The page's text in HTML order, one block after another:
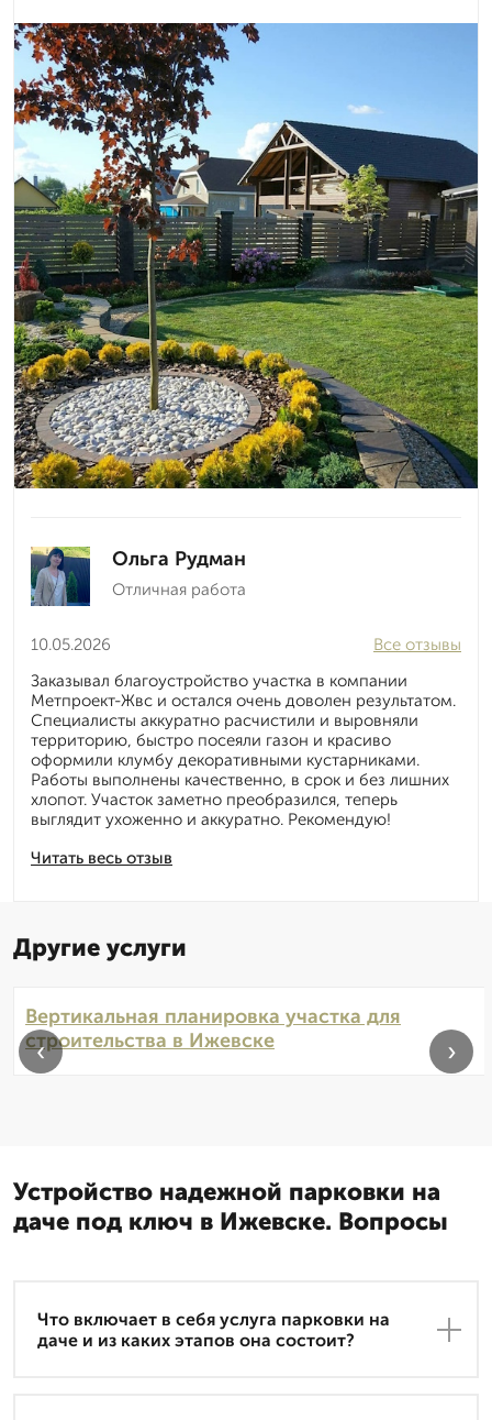
Ольга Рудман
Отличная работа
10.05.2026
Читать весь отзыв
Все отзывы
Заказывал благоустройство участка в компании
Метпроект-Жвс и остался очень доволен результатом.
Специалисты аккуратно расчистили и выровняли
территорию, быстро посеяли газон и красиво
оформили клумбу декоративными кустарниками.
Работы выполнены качественно, в срок и без лишних
хлопот. Участок заметно преобразился, теперь
выглядит ухоженно и аккуратно. Рекомендую!
Другие услуги
Вертикальная планировка участка для
строительства в Ижевске
‹ ›
Устройство надежной парковки на
даче под ключ в Ижевске. Вопросы
Что включает в себя услуга парковки на
даче и из каких этапов она состоит?